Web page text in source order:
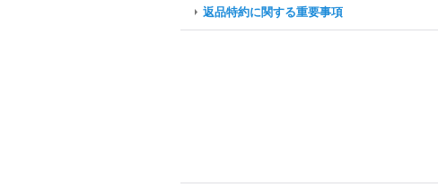
返品特約に関する重要事項